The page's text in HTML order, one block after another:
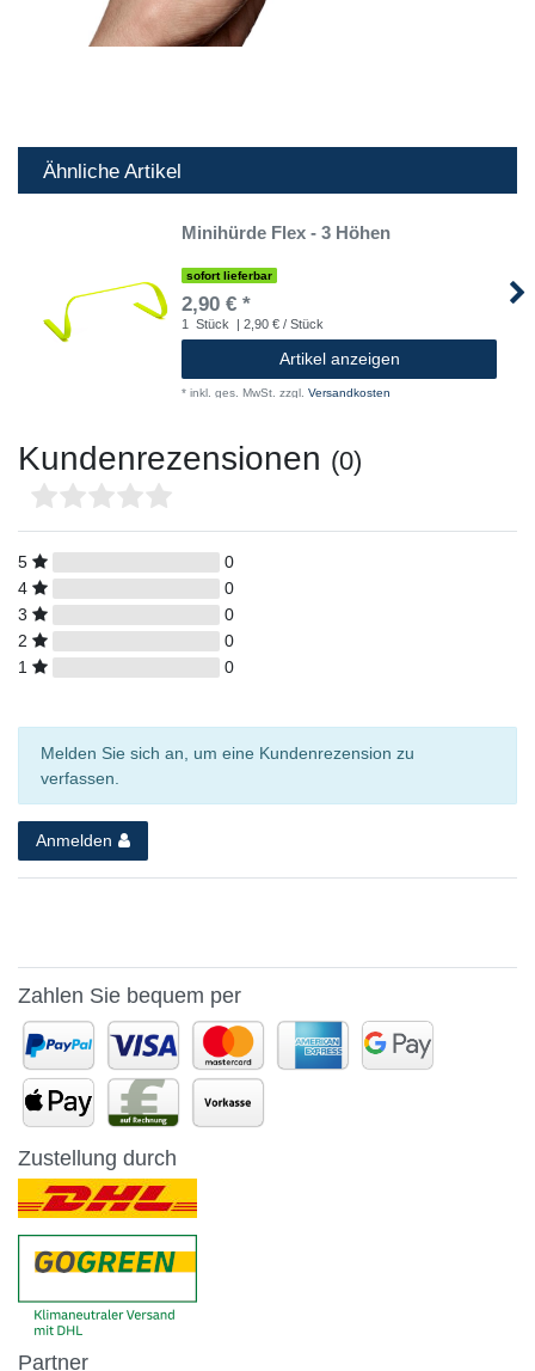
Ähnliche Artikel
Minihürde Flex - 3 Höhen
sofort lieferbar
2,90 € *
1 Stück | 2,90 € / Stück
Artikel anzeigen
* inkl. ges. MwSt. zzgl. Versandkosten
Kundenrezensionen (0)
5
0
4
0
3
0
2
0
1
0
Melden Sie sich an, um eine Kundenrezension zu
verfassen.
Anmelden
Zahlen Sie bequem per
Zustellung durch
Partner